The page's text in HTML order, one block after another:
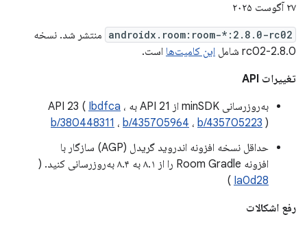
۲۷ آگوست ۲۰۲۵
androidx.room:room-*:2.8.0-rc02 منتشر شد. نسخه
2.8.0-rc02 شامل
این کامیت‌ها است.
تغییرات API
به‌روزرسانی minSDK از API 21 به API 23 (
Ibdfca ،
b/380448311 ، b/435705964 ، b/435705223 )
حداقل نسخه افزونه اندروید گریدل (AGP) سازگار با
افزونه Room Gradle را از ۸.۱ به ۸.۴ به‌روزرسانی کنید. (
Ia0d28
)
رفع اشکالات